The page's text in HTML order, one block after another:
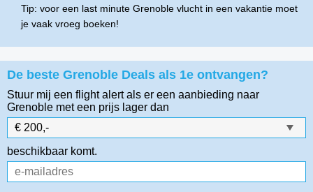
Tip: voor een last minute Grenoble vlucht in een vakantie moet
je vaak vroeg boeken!
De beste Grenoble Deals als 1e ontvangen?
Stuur mij een flight alert als er een aanbieding naar
Grenoble met een prijs lager dan
beschikbaar komt.